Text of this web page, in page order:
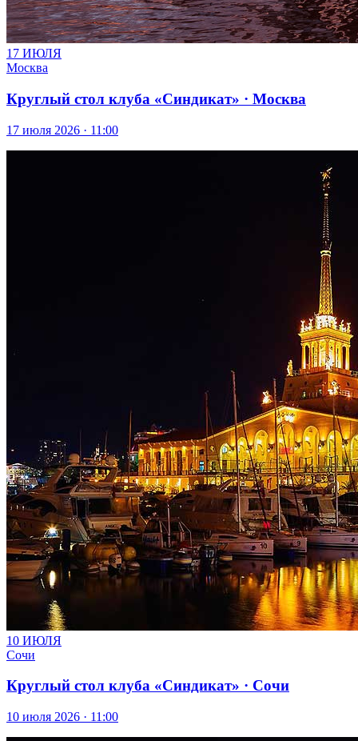
17 ИЮЛЯ
Москва
Круглый стол клуба «Синдикат» · Москва
17 июля 2026 · 11:00
10 ИЮЛЯ
Сочи
Круглый стол клуба «Синдикат» · Сочи
10 июля 2026 · 11:00